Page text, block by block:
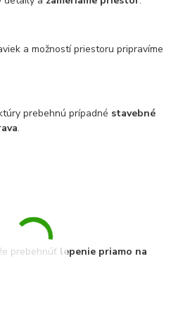
a možností priestoru pripravíme
prebehnú prípadné stavebné
.
prebehnúť lepenie priamo na